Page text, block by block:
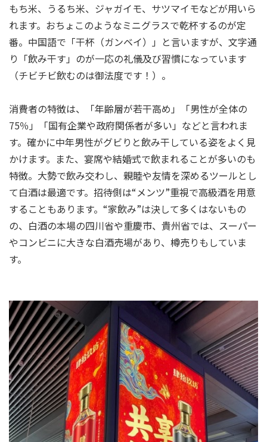
もち米、うるち米、ジャガイモ、サツマイモなどが用いら
れます。おちょこのようなミニグラスで乾杯するのが定
番。中国語で「干杯（ガンベイ）」と言いますが、文字通
り「飲み干す」のが一応の礼儀及び習慣になっています
（チビチビ飲むのは御法度です！）。
消費者の特徴は、「年齢層が若干高め」「男性が全体の
75％」「国有企業や政府関係者が多い」などと言われま
す。確かに中年男性がグビりと飲み干している姿をよく見
かけます。また、宴席や結婚式で飲まれることが多いのも
特徴。大勢で飲み交わし、親睦や友情を深めるツールとし
て白酒は最適です。招待側は“メンツ”重視で高級酒を用意
することもあります。“家飲み”は決して多くはないもの
の、白酒の本場の四川省や重慶市、貴州省では、スーパー
やコンビニに大きな白酒売場があり、樽売りもしていま
す。